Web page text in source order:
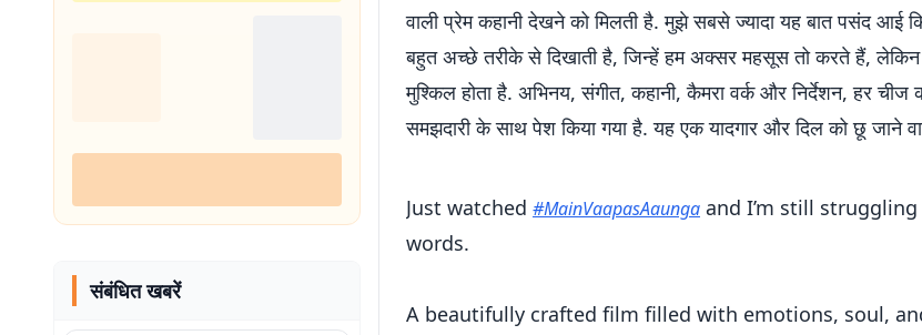
संबंधित खबरें
वाली प्रेम कहानी देखने को मिलती है. मुझे सबसे ज्यादा यह बात पसंद आई
बहुत अच्छे तरीके से दिखाती है, जिन्हें हम अक्सर महसूस तो करते हैं, लेकिन
मुश्किल होता है. अभिनय, संगीत, कहानी, कैमरा वर्क और निर्देशन, हर
समझदारी के साथ पेश किया गया है. यह एक यादगार और दिल को छू जाने
Just watched #MainVaapasAaunga and I’m still
words.
A beautifully crafted film filled with emotions, soul,